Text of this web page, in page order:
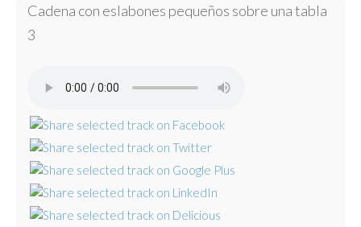
Cadena con eslabones pequeños sobre una tabla
3